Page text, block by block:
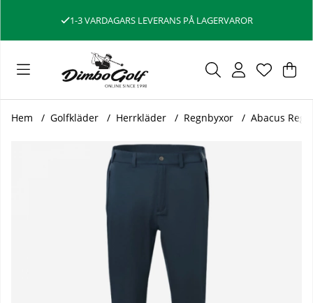
1-3 VARDAGARS LEVERANS PÅ LAGERVAROR
.
Hem Golfkläder Herrkläder Regnbyxor Abacus
Produktbilder Abacus Regnbyxa Kort Herr Bounce Marinblå